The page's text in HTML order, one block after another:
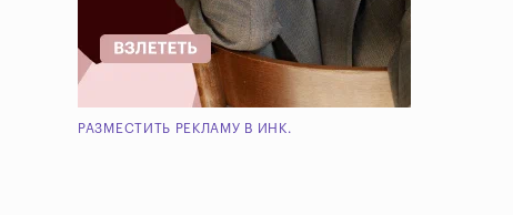
РАЗМЕСТИТЬ РЕКЛАМУ В ИНК.